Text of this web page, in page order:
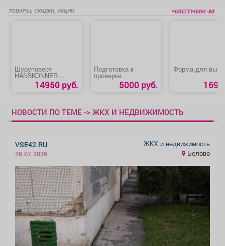
ТОВАРЫ, СКИДКИ, АКЦИИ
Шуруповерт
HANSKONNER
HCD1855RI14950 руб.
Подготовка к
проверке
5000 руб.
Форма для
169
НОВОСТИ ПО ТЕМЕ -> ЖКХ И НЕДВИЖИМОСТЬ
VSE42.RU
26.07.2026
ЖКХ и недвижимость
Белово